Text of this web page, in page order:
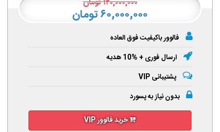
۱۲۰,۰۰۰,۰۰۰تومان
۶۰,۰۰۰,۰۰۰ تومان
فالوور باکیفیت فوق العاده
ارسال فوری + %10 هدیه
پشتیبانی VIP
بدون نیاز به پسورد
خرید فالوور VIP